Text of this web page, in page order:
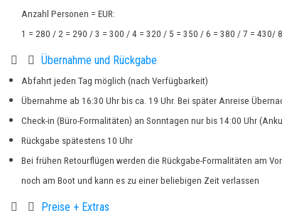
Anzahl Personen = EUR:
1 = 280 / 2 = 290 / 3 = 300 / 4 = 320 / 5 = 350 / 6 = 380 / 7 = 430/
Übernahme und Rückgabe
Abfahrt jeden Tag möglich (nach Verfügbarkeit)
Übernahme ab 16:30 Uhr bis ca. 19 Uhr. Bei später Anreise
Check-in (Büro-Formalitäten) an Sonntagen nur bis 14:00 Uhr
Rückgabe spätestens 10 Uhr
Bei frühen Retourflügen werden die Rückgabe-Formalitäten am
noch am Boot und kann es zu einer beliebigen Zeit verlassen
Preise + Extras